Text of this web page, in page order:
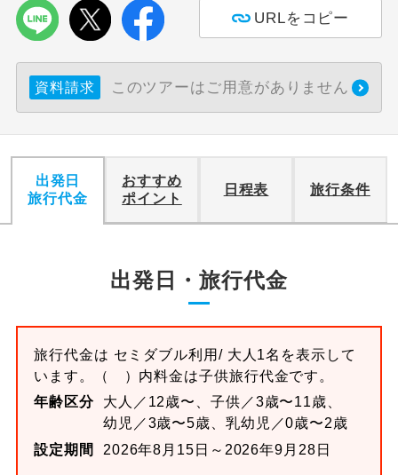
URLをコピー
資料請求 このツアーはご用意がありません
出発日
旅行代金
おすすめ
ポイント
日程表 旅行条件
出発日・旅行代金
旅行代金は セミダブル利用/ 大人1名を表示して
います。
（ ）内料金は子供旅行代金です。
年齢区分
大人／12歳〜、子供／3歳〜11歳、
幼児／3歳〜5歳、乳幼児／0歳〜2歳
設定期間
2026年8月15日～2026年9月28日
す。
ス2席利用
す。